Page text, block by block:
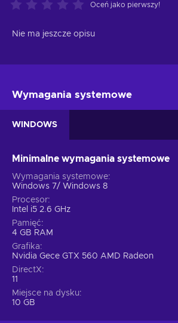
Oceń jako pierwszy!
Nie ma jeszcze opisu
Wymagania systemowe
WINDOWS
Minimalne wymagania systemowe
Wymagania systemowe
Windows 7/ Windows 8
Procesor
Intel i5 2.6 GHz
Pamięć
4 GB RAM
Grafika
Nvidia Gece GTX 560 AMD Radeon
DirectX
11
Miejsce na dysku
10 GB